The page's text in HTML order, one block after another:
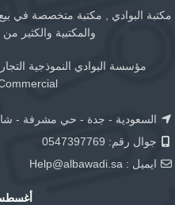
مكتبة البوادي , مكتبة متخصصة في
والمكتبية والكثير من
السعودية - جدة - حي مشرفة -
جوال رقم: 0547397769
ايميل : Help@albawadi.sa
أغسطس